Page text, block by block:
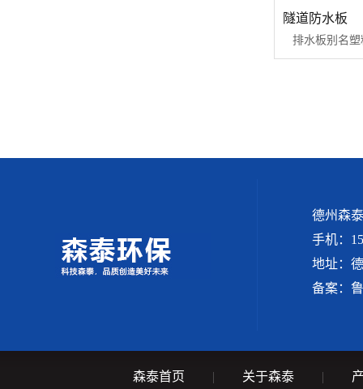
隧道防水板
排水板别名塑
德州森
手机：
地址：
备案：
森泰首页 | 关于森泰 |